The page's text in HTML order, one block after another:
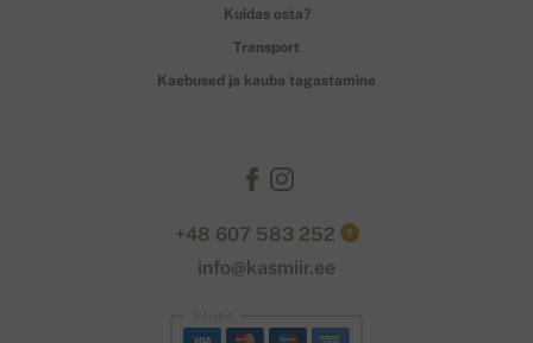
Kuidas osta?
Transport
Kaebused ja kauba tagastamine
+48 607 583 252 ?
info@kasmiir.ee